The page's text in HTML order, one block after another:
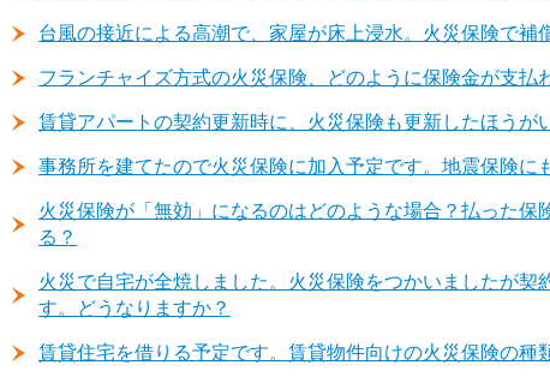
台風の接近による高潮で、家屋が床上浸水。火災保険で補
フランチャイズ方式の火災保険、どのように保険金が支払
賃貸アパートの契約更新時に、火災保険も更新したほうが
事務所を建てたので火災保険に加入予定です。地震保険に
火災保険が「無効」になるのはどのような場合？払った保
る？
火災で自宅が全焼しました。火災保険をつかいましたが契
す。どうなりますか？
賃貸住宅を借りる予定です。賃貸物件向けの火災保険の種